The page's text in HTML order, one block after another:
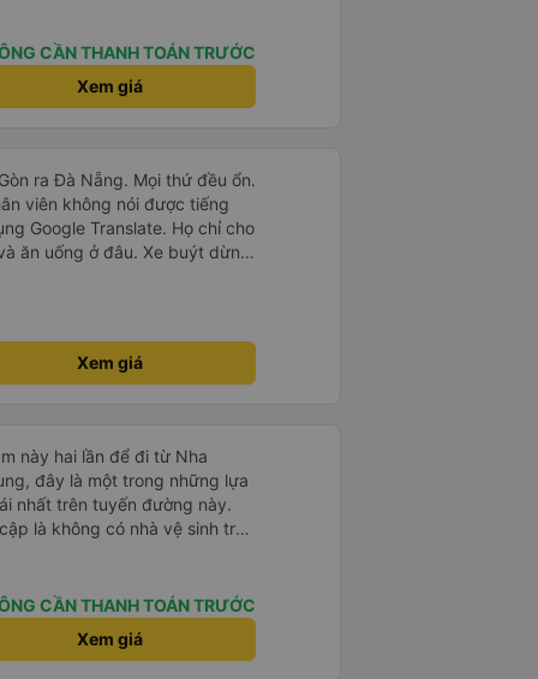
CẦN THANH TOÁN TRƯỚC
Xem giá
ra Đà Nẵng. Mọi thứ đều ổn.
viên không nói được tiếng
Google Translate. Họ chỉ cho
ăn uống ở đâu. Xe buýt dừng
chúng tôi. Chúng tôi đến
thông báo nhưng chúng tôi
quản lý trong khách sạn
Xem giá
này hai lần để đi từ Nha
đây là một trong những lựa
nhất trên tuyến đường này.
là không có nhà vệ sinh trên
trên một hành trình dài
Chuyến đi gần đây nhất của tôi
bị chậm khoảng một tiếng,
cho tôi, nên tôi không
CẦN THANH TOÁN TRƯỚC
Xem giá